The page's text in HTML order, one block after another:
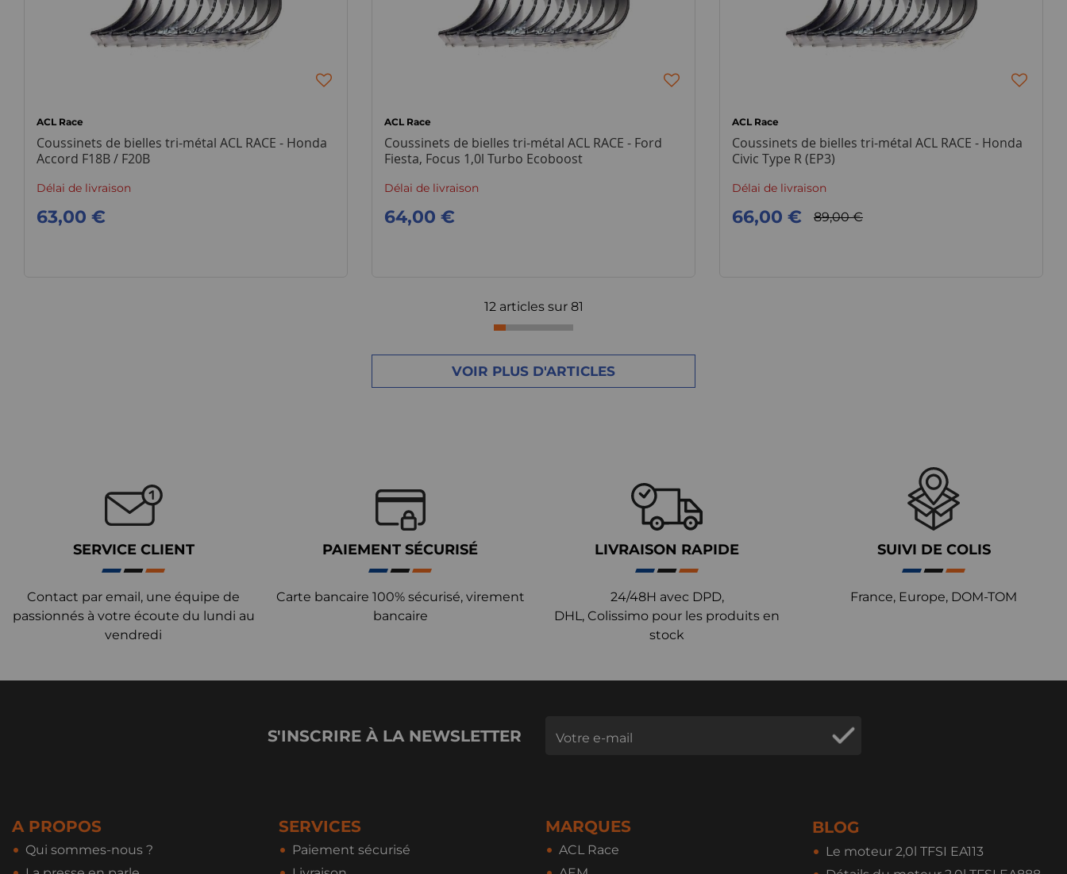
ACL Race
Coussinets de bielles tri-métal ACL RACE - Honda
Accord F18B / F20B
Délai de livraison
63,00 €
ACL Race
Coussinets de bielles tri-métal ACL RACE - Ford
Fiesta, Focus 1,0l Turbo Ecoboost
Délai de livraison
64,00 €
ACL Race
Coussinets de bielles tri-métal ACL RACE - Honda
Civic Type R (EP3)
Délai de livraison
89,00 €
66,00 €
12 articles sur 81
VOIR PLUS D'ARTICLES
SERVICE CLIENT
Contact par email, une équipe de
passionnés à votre écoute du lundi au
vendredi
PAIEMENT SÉCURISÉ
Carte bancaire 100% sécurisé, virement
bancaire
LIVRAISON RAPIDE
24/48H avec DPD,
DHL, Colissimo pour les produits en
stock
SUIVI DE COLIS
France, Europe, DOM-TOM
S'INSCRIRE À LA NEWSLETTER
A PROPOS
Qui sommes-nous ?
SERVICES
Paiement sécurisé
MARQUES
ACL Race
BLOG
Le moteur 2,0l TFSI EA113